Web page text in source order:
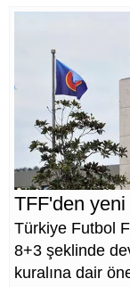
TFF'den yeni
Türkiye Futbol
8+3 şeklinde
kuralına dair